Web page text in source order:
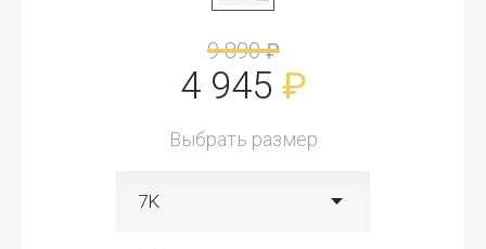
9 890 ₽
4 945 ₽
Выбрать размер
7K